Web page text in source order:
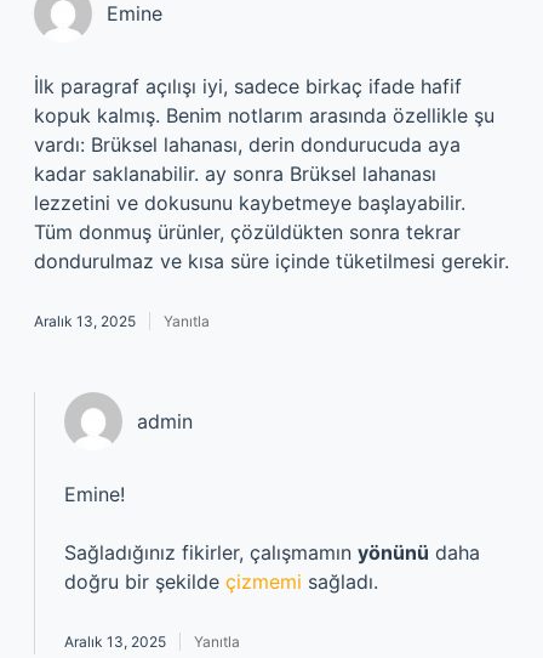
Emine
İlk paragraf açılışı iyi, sadece birkaç ifade hafif
kopuk kalmış. Benim notlarım arasında özellikle şu
vardı: Brüksel lahanası, derin dondurucuda aya
kadar saklanabilir. ay sonra Brüksel lahanası
lezzetini ve dokusunu kaybetmeye başlayabilir.
Tüm donmuş ürünler, çözüldükten sonra tekrar
dondurulmaz ve kısa süre içinde tüketilmesi gerekir.
Aralık 13, 2025 Yanıtla
admin
Emine!
Sağladığınız fikirler, çalışmamın yönünü daha
doğru bir şekilde çizmemi sağladı.
Aralık 13, 2025 Yanıtla